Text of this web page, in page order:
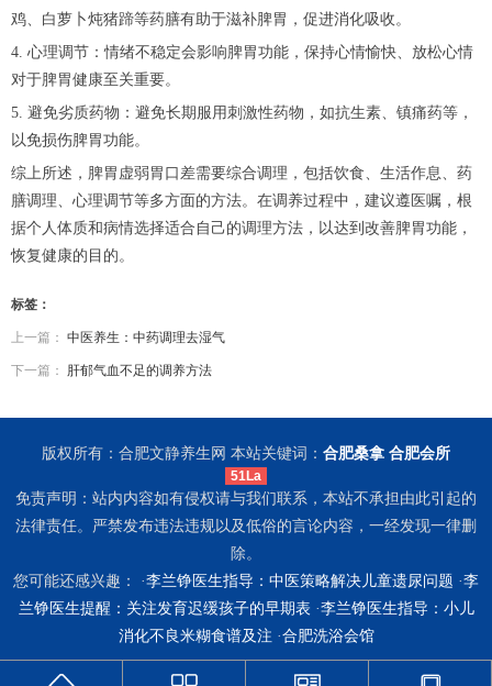
鸡、白萝卜炖猪蹄等药膳有助于滋补脾胃，促进消化吸收。
4. 心理调节：情绪不稳定会影响脾胃功能，保持心情愉快、放松心情
对于脾胃健康至关重要。
5. 避免劣质药物：避免长期服用刺激性药物，如抗生素、镇痛药等，
以免损伤脾胃功能。
综上所述，脾胃虚弱胃口差需要综合调理，包括饮食、生活作息、药
膳调理、心理调节等多方面的方法。在调养过程中，建议遵医嘱，根
据个人体质和病情选择适合自己的调理方法，以达到改善脾胃功能，
恢复健康的目的。
标签：
上一篇： 中医养生：中药调理去湿气
下一篇： 肝郁气血不足的调养方法
版权所有：合肥文静养生网 本站关键词： 合肥桑拿 合肥会所
51La
免责声明：站内内容如有侵权请与我们联系，本站不承担由此引起的
法律责任。严禁发布违法违规以及低俗的言论内容，一经发现一律删
除。
您可能还感兴趣： ·李兰铮医生指导：中医策略解决儿童遗尿问题 ·李
兰铮医生提醒：关注发育迟缓孩子的早期表 ·李兰铮医生指导：小儿
消化不良米糊食谱及注 ·合肥洗浴会馆